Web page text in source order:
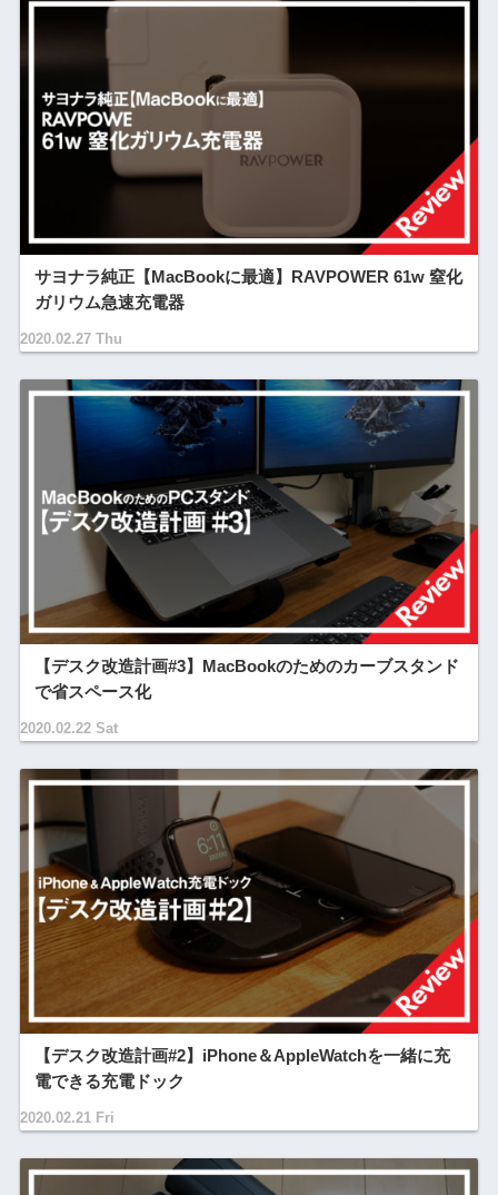
2020.02.27 Thu
サヨナラ純正【MacBookに最適】RAVPOWER 61w 窒化
ガリウム急速充電器
2020.02.22 Sat
【デスク改造計画#3】MacBookのためのカーブスタンド
で省スペース化
2020.02.21 Fri
【デスク改造計画#2】iPhone＆AppleWatchを一緒に充
電できる充電ドック